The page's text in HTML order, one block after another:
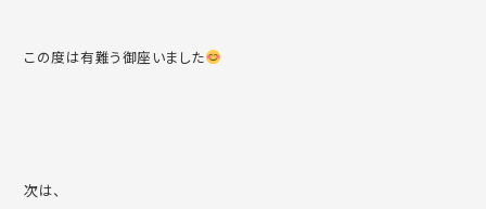
この度は有難う御座いました
次は、